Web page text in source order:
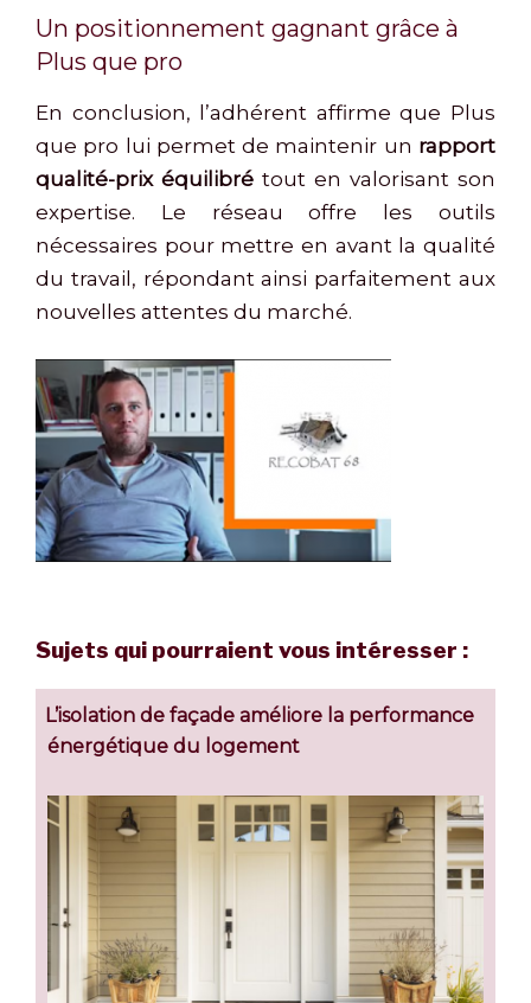
Un positionnement gagnant grâce à
Plus que pro
En conclusion, l’adhérent affirme que Plus
que pro lui permet de maintenir un rapport
qualité-prix équilibré tout en valorisant son
expertise. Le réseau offre les outils
nécessaires pour mettre en avant la qualité
du travail, répondant ainsi parfaitement aux
nouvelles attentes du marché.
Sujets qui pourraient vous intéresser :
L’isolation de façade améliore la performance
énergétique du logement